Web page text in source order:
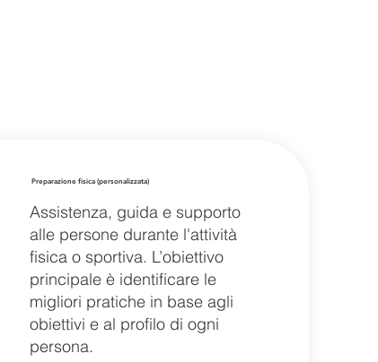
Preparazione fisica (personalizzata)
Assistenza, guida e supporto
alle persone durante l'attività
fisica o sportiva. L’obiettivo
principale è identificare le
migliori pratiche in base agli
obiettivi e al profilo di ogni
persona.